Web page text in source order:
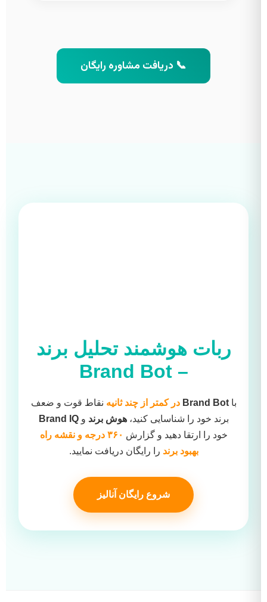
📞 دریافت مشاوره رایگان
ربات هوشمند تحلیل برند
–
Brand Bot
باBrand Bot در کمتر از چند ثانیه نقاط قوت و ضعف
برند خود را شناسایی کنید،هوش برند وBrand IQ
خود را ارتقا دهید و گزارش
۳۶۰ درجه و نقشه راه
بهبود برند را رایگان دریافت نمایید.
شروع رایگان آنالیز